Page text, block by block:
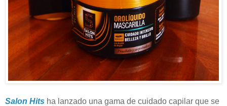
Salon Hits ha lanzado una gama de cuidado capilar que se